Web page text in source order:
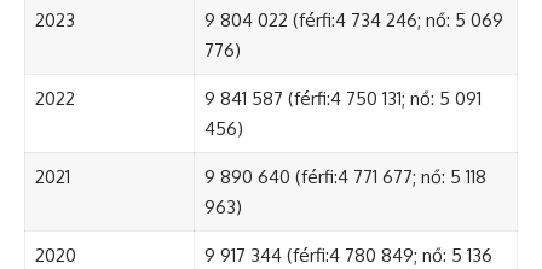
2023
9 804 022 (férfi:4 734 246; nő: 5 069
776)
2022
9 841 587 (férfi:4 750 131; nő: 5 091
456)
2021
9 890 640 (férfi:4 771 677; nő: 5 118
963)
2020
9 917 344 (férfi:4 780 849; nő: 5 136